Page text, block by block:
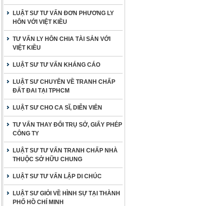
LUẬT SƯ TƯ VẤN ĐƠN PHƯƠNG LY
HÔN VỚI VIỆT KIỀU
TƯ VẤN LY HÔN CHIA TÀI SẢN VỚI
VIỆT KIỀU
LUẬT SƯ TƯ VẤN KHÁNG CÁO
LUẬT SƯ CHUYÊN VỀ TRANH CHẤP
ĐẤT ĐAI TẠI TPHCM
LUẬT SƯ CHO CA SĨ, DIỄN VIÊN
TƯ VẤN THAY ĐỔI TRỤ SỞ, GIẤY PHÉP
CÔNG TY
LUẬT SƯ TƯ VẤN TRANH CHẤP NHÀ
THUỘC SỞ HỮU CHUNG
LUẬT SƯ TƯ VẤN LẬP DI CHÚC
LUẬT SƯ GIỎI VỀ HÌNH SỰ TẠI THÀNH
PHỐ HỒ CHÍ MINH